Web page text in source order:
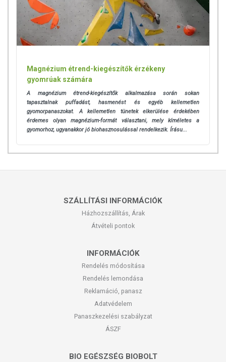
Magnézium étrend-kiegészítők érzékeny
gyomrúak számára
A magnézium étrend-kiegészítők alkalmazása során sokan
tapasztalnak puffadást, hasmenést és egyéb kellemetlen
gyomorpanaszokat. A kellemetlen tünetek elkerülése érdekében
érdemes olyan magnézium-formát választani, mely kíméletes a
gyomorhoz, ugyanakkor jó biohasznosulással rendelkezik. Írásu...
SZÁLLÍTÁSI INFORMÁCIÓK
Házhozszállítás, Árak
Átvételi pontok
INFORMÁCIÓK
Rendelés módosítása
Rendelés lemondása
Reklamáció, panasz
Adatvédelem
Panaszkezelési szabályzat
ÁSZF
BIO EGÉSZSÉG BIOBOLT